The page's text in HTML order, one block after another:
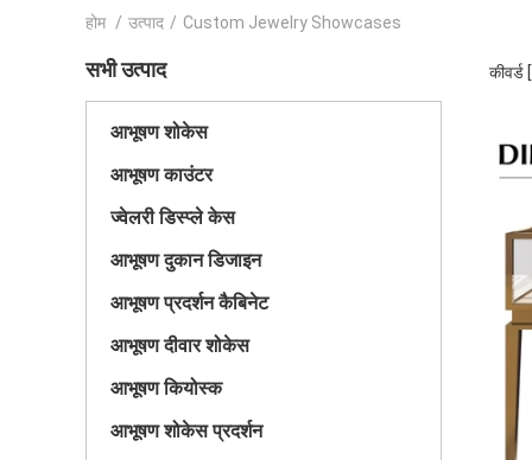
होम / उत्पाद / Custom Jewelry Showcases
सभी उत्पाद
आभूषण शोकेस
आभूषण काउंटर
ज्वेलरी डिस्प्ले केस
आभूषण दुकान डिजाइन
आभूषण प्रदर्शन कैबिनेट
आभूषण दीवार शोकेस
आभूषण कियोस्क
आभूषण शोकेस प्रदर्शन